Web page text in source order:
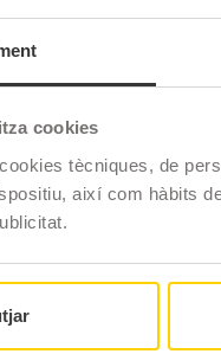
cookies
tècniques, de
així com hàbits